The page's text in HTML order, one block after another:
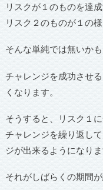
リスクが１のものを達
リスク２のものが１の
そんな単純では無いかも
チャレンジを成功させ
くなります。
そうすると、リスク１
チャレンジを繰り返し
ジが出来るようになりま
それがしばらくの期間